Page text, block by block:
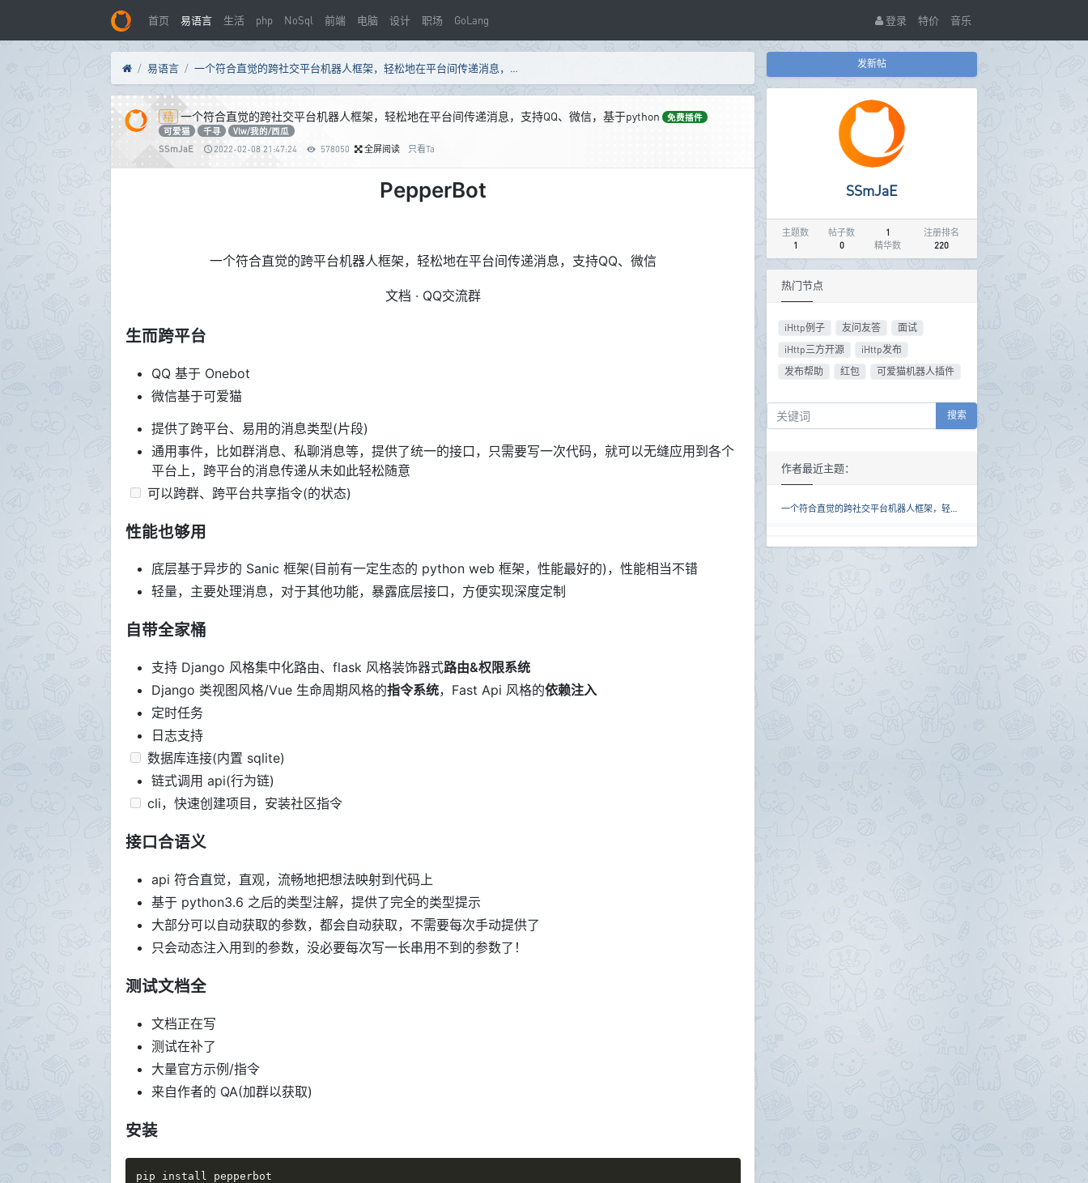
首页 易语言 生活 php NoSql 前端 电脑 设计 职场 GoLang 登录 特价 音乐
易语言 一个符合直觉的跨社交平台机器人框架，轻松地在平台间传递消息，支持QQ、微信，基于python
一个符合直觉的跨社交平台机器人框架，轻松地在平台间传递消息，支持QQ、微信，基于python
免费插件
可爱猫
千寻 Vlw/我的/西瓜
SSmJaE 2022-02-08 21:47:24 578050 全屏阅读 只看Ta
PepperBot
一个符合直觉的跨平台机器人框架，轻松地在平台间传递消息，支持QQ、微信
文档 · QQ交流群
生而跨平台
QQ 基于 Onebot
微信基于可爱猫
提供了跨平台、易用的消息类型(片段)
通用事件，比如群消息、私聊消息等，提供了统一的接口，只需要写一次代码，就可以无缝应用到各个
平台上，跨平台的消息传递从未如此轻松随意
可以跨群、跨平台共享指令(的状态)
性能也够用
底层基于异步的 Sanic 框架(目前有一定生态的 python web 框架， 性能最好的)，性能相当不错
轻量，主要处理消息，对于其他功能，暴露底层接口，方便实现深度定制
自带全家桶
支持 Django 风格集中化路由、flask 风格装饰器式路由&权限系统
Django 类视图风格/Vue 生命周期风格的指令系统，Fast Api 风格的依赖注入
定时任务
日志支持
数据库连接(内置 sqlite)
链式调用 api(行为链)
cli，快速创建项目，安装社区指令
接口合语义
api 符合直觉，直观，流畅地把想法映射到代码上
基于 python3.6 之后的类型注解，提供了完全的类型提示
大部分可以自动获取的参数，都会自动获取，不需要每次手动提供了
只会动态注入用到的参数，没必要每次写一长串用不到的参数了！
测试文档全
文档正在写
测试在补了
大量官方示例/指令
来自作者的 QA(加群以获取)
安装
pip install pepperbot
发新帖
SSmJaE
主题数
1
帖子数
0
1
精华数
注册排名
220
热门节点
iHttp例子 友问友答
面试
iHttp三方开源
iHttp发布
发布帮助
红包 可爱猫机器人插件
搜索
作者最近主题：
一个符合直觉的跨社交平台机器人框架，轻松地在平台间传递消息，支持QQ、微信，基于python